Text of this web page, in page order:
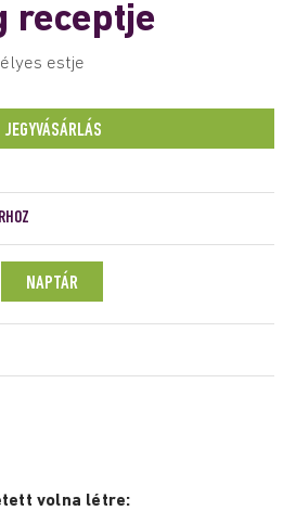
receptje
estje
JEGYVÁSÁRLÁS
NAPTÁR
volna létre: